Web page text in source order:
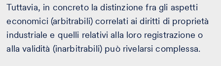
Tuttavia, in concreto la distinzione fra gli aspetti
economici (arbitrabili) correlati ai diritti di proprietà
industriale e quelli relativi alla loro registrazione o
alla validità (inarbitrabili) può rivelarsi complessa.